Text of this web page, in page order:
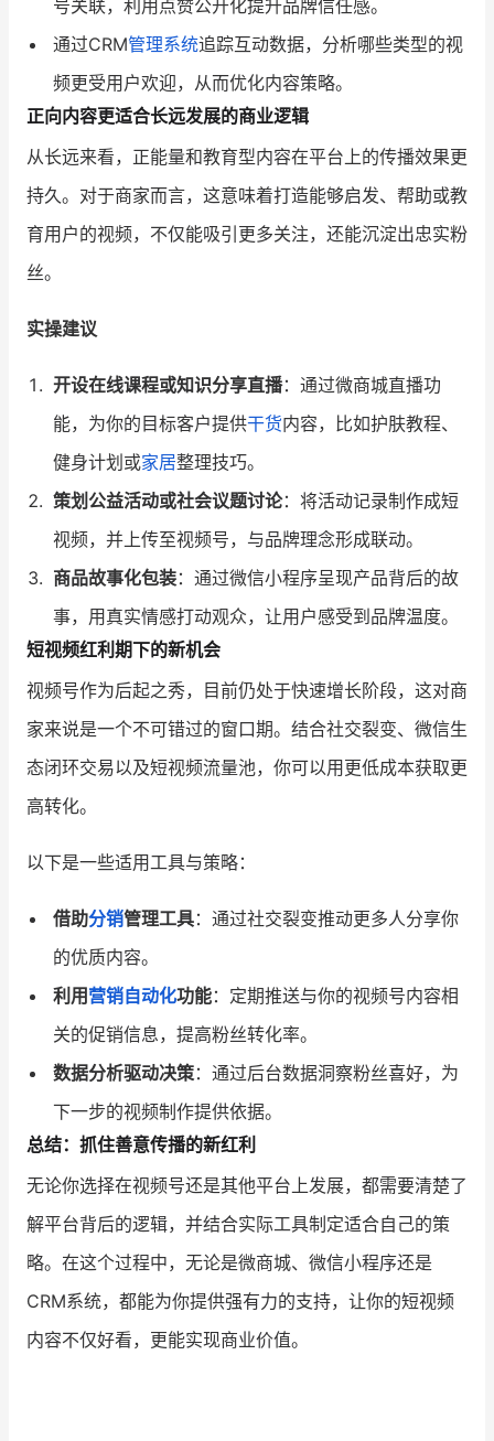
号关联，利用点赞公开化提升品牌信任感。
通过CRM管理系统追踪互动数据，分析哪些类型的视
频更受用户欢迎，从而优化内容策略。
正向内容更适合长远发展的商业逻辑
从长远来看，正能量和教育型内容在平台上的传播效果更
持久。对于商家而言，这意味着打造能够启发、帮助或教
育用户的视频，不仅能吸引更多关注，还能沉淀出忠实粉
丝。
实操建议
开设在线课程或知识分享直播：通过微商城直播功
能，为你的目标客户提供干货内容，比如护肤教程、
健身计划或家居整理技巧。
策划公益活动或社会议题讨论：将活动记录制作成短
视频，并上传至视频号，与品牌理念形成联动。
商品故事化包装：通过微信小程序呈现产品背后的故
事，用真实情感打动观众，让用户感受到品牌温度。
短视频红利期下的新机会
视频号作为后起之秀，目前仍处于快速增长阶段，这对商
家来说是一个不可错过的窗口期。结合社交裂变、微信生
态闭环交易以及短视频流量池，你可以用更低成本获取更
高转化。
以下是一些适用工具与策略：
借助分销管理工具：通过社交裂变推动更多人分享你
的优质内容。
利用 营销自动化功能：定期推送与你的视频号内容相
关的促销信息，提高粉丝转化率。
数据分析驱动决策：通过后台数据洞察粉丝喜好，为
下一步的视频制作提供依据。
总结：抓住善意传播的新红利
无论你选择在视频号还是其他平台上发展，都需要清楚了
解平台背后的逻辑，并结合实际工具制定适合自己的策
略。在这个过程中，无论是微商城、微信小程序还是
CRM系统，都能为你提供强有力的支持，让你的短视频
内容不仅好看，更能实现商业价值。